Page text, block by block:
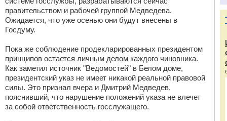
правительством и рабочей группой Медведева.
Ожидается, что уже осенью они будут внесены в
Госдуму.
Пока же соблюдение продекларированных президентом
принципов остается личным делом каждого чиновника.
Как заметил источник "Ведомостей" в Белом доме,
президентский указ не имеет никакой реальной правовой
силы. Это признал вчера и Дмитрий Медведев,
пояснивший, что нарушение положений указа не влечет
за собой ответственность госслужащего.